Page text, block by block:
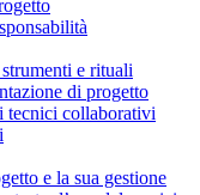
e rituali
di progetto
tecnici collaborativi
e la sua gestione